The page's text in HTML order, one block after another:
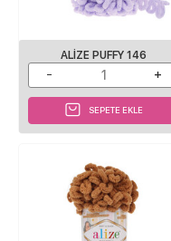
ALIZE PUFFY 146
SEPETE EKLE